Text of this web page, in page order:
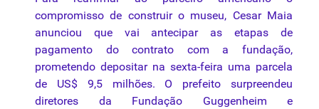
compromisso de construir o museu, Cesar Maia
anunciou que vai antecipar as etapas de
pagamento docontrato com a fundação,
prometendo depositar na sexta-feira uma parcela
de US$ 9,5 milhões. O prefeito surpreendeu
diretores da Fundação Guggenheim e